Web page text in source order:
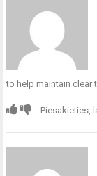
to help maintain clear
Piesakieties,